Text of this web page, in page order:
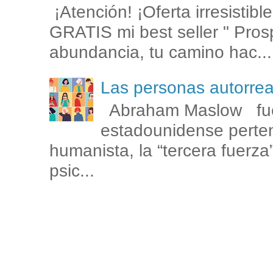
¡Atención! ¡Oferta
GRATIS mi best seller "
abundancia, tu camino hac...
Las personas
Abraham Maslow
estadounidense
humanista, la “tercera
psic...